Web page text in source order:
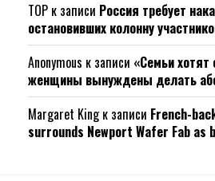
ТОР к записи Россия требует
остановивших колонну
Anonymous к записи «Семьи
женщины вынуждены делать
Margaret Kingк записи French-
surrounds Newport Wafer Fab as